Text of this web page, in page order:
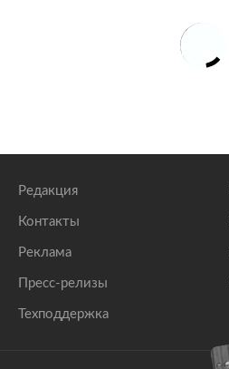
Редакция
Контакты
Реклама
Пресс-релизы
Техподдержка